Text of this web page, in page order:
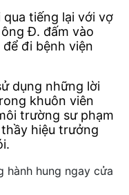
tiếng lại với vợ
Đ. đấm vào
đi bệnh viện
dụng những lời
khuôn viên
trường sư phạm
hiệu trưởng